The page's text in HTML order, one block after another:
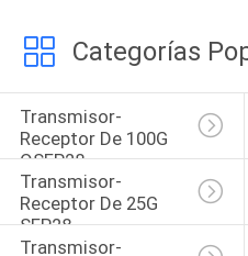
Categorías
Transmisor-
Receptor De 100G
QSFP28
Transmisor-
Receptor De 25G
SFP28
Transmisor-